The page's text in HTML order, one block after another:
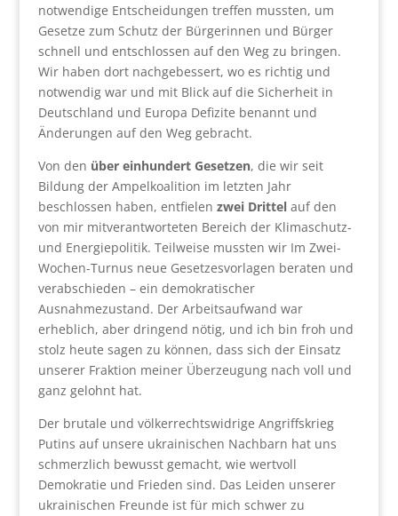
notwendige Entscheidungen treffen mussten, um
Gesetze zum Schutz der Bürgerinnen und Bürger
schnell und entschlossen auf den Weg zu bringen.
Wir haben dort nachgebessert, wo es richtig und
notwendig war und mit Blick auf die Sicherheit in
Deutschland und Europa Defizite benannt und
Änderungen auf den Weg gebracht.
Von den über einhundert Gesetzen, die wir seit
Bildung der Ampelkoalition im letzten Jahr
beschlossen haben, entfielen zwei Drittelauf den
von mir mitverantworteten Bereich der Klimaschutz-
und Energiepolitik. Teilweise mussten wir Im Zwei-
Wochen-Turnus neue Gesetzesvorlagen beraten und
verabschieden – ein demokratischer
Ausnahmezustand. Der Arbeitsaufwand war
erheblich, aber dringend nötig, und ich bin froh und
stolz heute sagen zu können, dass sich der Einsatz
unserer Fraktion meiner Überzeugung nach voll und
ganz gelohnt hat.
Der brutale und völkerrechtswidrige Angriffskrieg
Putins auf unsere ukrainischen Nachbarn hat uns
schmerzlich bewusst gemacht, wie wertvoll
Demokratie und Frieden sind. Das Leiden unserer
ukrainischen Freunde ist für mich schwer zu